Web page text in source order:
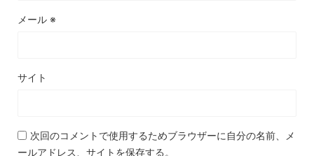
メール ※
サイト
次回のコメントで使用するためブラウザーに自分の名前、メ
ールアドレス、サイトを保存する。